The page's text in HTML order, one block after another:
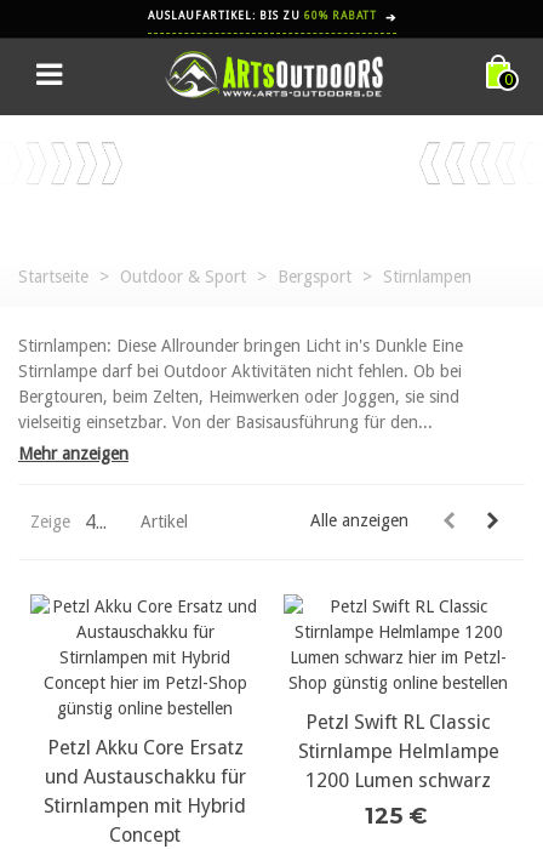
AUSLAUFARTIKEL: BIS ZU 60% RABATT ➔
0
Startseite > Outdoor & Sport > Bergsport > Stirnlampen
Stirnlampen: Diese Allrounder bringen Licht in's Dunkle Eine
Stirnlampe darf bei Outdoor Aktivitäten nicht fehlen. Ob bei
Bergtouren, beim Zelten, Heimwerken oder Joggen, sie sind
vielseitig einsetzbar. Von der Basisausführung für den...
Mehr anzeigen
Zeige 44 Artikel Alle anzeigen
Petzl Akku Core Ersatz
und Austauschakku für
Stirnlampen mit Hybrid
Concept
Petzl Swift RL Classic
Stirnlampe Helmlampe
1200 Lumen schwarz
125 €